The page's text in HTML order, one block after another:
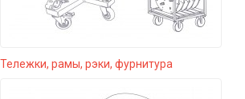
Тележки, рамы, рэки, фурнитура